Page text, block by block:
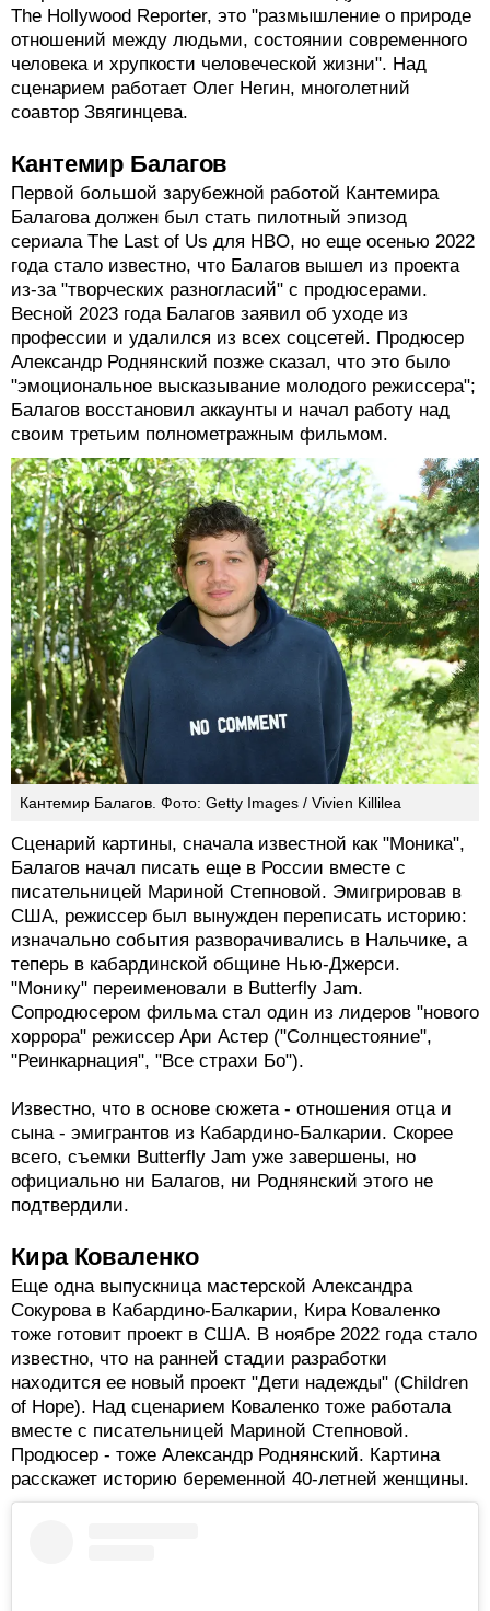
Также в работе англоязычный дебют Звягинцева с
рабочим названием "Что происходит" (What
Happens), который режиссер снимает вместе с
продюсером Александром Роднянским. О нем
впервые объявили в Каннах в 2021 году. Как писали в
The Hollywood Reporter, это "размышление о природе
отношений между людьми, состоянии современного
человека и хрупкости человеческой жизни". Над
сценарием работает Олег Негин, многолетний
соавтор Звягинцева.
Кантемир Балагов
Первой большой зарубежной работой Кантемира
Балагова должен был стать пилотный эпизод
сериала The Last of Us для HBO, но еще осенью 2022
года стало известно, что Балагов вышел из проекта
из-за "творческих разногласий" с продюсерами.
Весной 2023 года Балагов заявил об уходе из
профессии и удалился из всех соцсетей. Продюсер
Александр Роднянский позже сказал, что это было
"эмоциональное высказывание молодого режиссера";
Балагов восстановил аккаунты и начал работу над
своим третьим полнометражным фильмом.
Сценарий картины, сначала известной как "Моника",
Балагов начал писать еще в России вместе с
писательницей Мариной Степновой. Эмигрировав в
США, режиссер был вынужден переписать историю:
изначально события разворачивались в Нальчике, а
теперь в кабардинской общине Нью-Джерси.
"Монику" переименовали в Butterfly Jam.
Сопродюсером фильма стал один из лидеров "нового
хоррора" режиссер Ари Астер ("Солнцестояние",
"Реинкарнация", "Все страхи Бо").
Известно, что в основе сюжета - отношения отца и
сына - эмигрантов из Кабардино-Балкарии. Скорее
всего, съемки Butterfly Jam уже завершены, но
официально ни Балагов, ни Роднянский этого не
подтвердили.